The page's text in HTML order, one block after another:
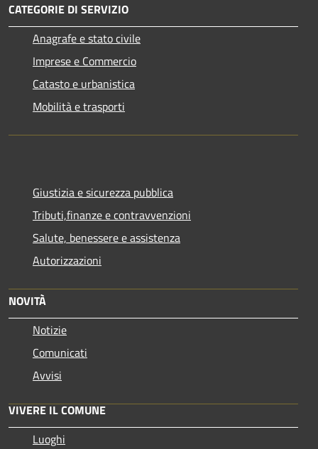
CATEGORIE DI SERVIZIO
Anagrafe e stato civile
Imprese e Commercio
Catasto e urbanistica
Mobilità e trasporti
Giustizia e sicurezza pubblica
Tributi,finanze e contravvenzioni
Salute, benessere e assistenza
Autorizzazioni
NOVITÀ
Notizie
Comunicati
Avvisi
VIVERE IL COMUNE
Luoghi